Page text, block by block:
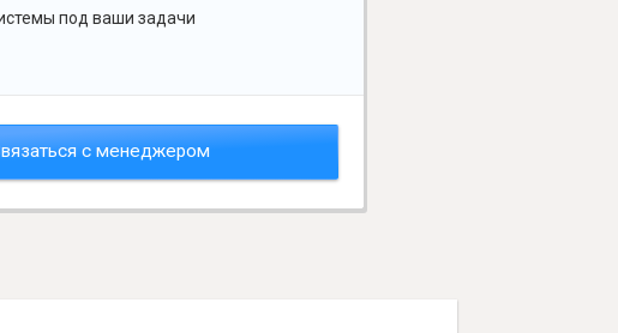
под ваши задачи
с менеджером